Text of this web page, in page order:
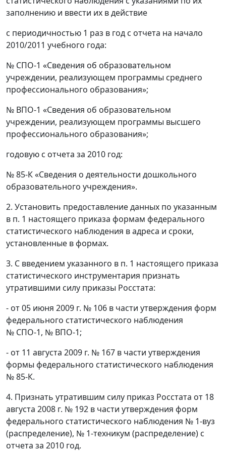
заполнению и ввести их в действие
с периодичностью 1 раз в год с отчета на начало
2010/2011 учебного года:
№ СПО-1 «Сведения об образовательном
учреждении, реализующем программы среднего
профессионального образования»;
№ ВПО-1 «Сведения об образовательном
учреждении, реализующем программы высшего
профессионального образования»;
годовую с отчета за 2010 год:
№ 85-К «Сведения о деятельности дошкольного
образовательного учреждения».
2. Установить предоставление данных по указанным
в п. 1 настоящего приказа формам федерального
статистического наблюдения в адреса и сроки,
установленные в формах.
3. С введением указанного в п. 1 настоящего приказа
статистического инструментария признать
утратившими силу приказы Росстата:
- от 05 июня 2009 г. № 106 в части утверждения форм
федерального статистического наблюдения
№ СПО-1, № ВПО-1;
- от 11 августа 2009 г. № 167 в части утверждения
формы федерального статистического наблюдения
№ 85-К.
4. Признать утратившим силу приказ Росстата от 18
августа 2008 г. № 192 в части утверждения форм
федерального статистического наблюдения № 1-вуз
(распределение), № 1-техникум (распределение) с
отчета за 2010 год.